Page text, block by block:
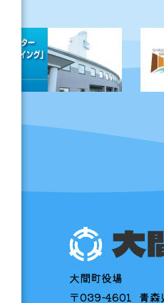
大間町役場
〒039-4601 青